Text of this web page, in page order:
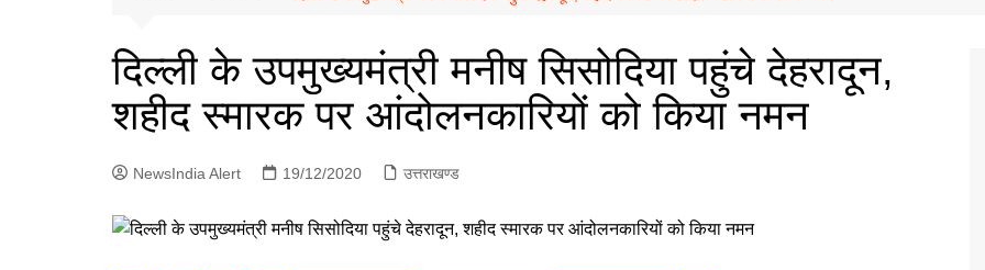
पंजाब
चंडीगढ़
दिल्ली के उपमुख्यमंत्री मनीष सिसोदिया पहुंचे देहरादून,
शहीद स्मारक पर आंदोलनकारियों को किया नमन
NewsIndia Alert 19/12/2020 उत्तराखण्ड